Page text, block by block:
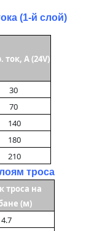
(1-й слой)
ток, А (24V)
30
70
140
180
210
троса
троса на
(м)
4.7